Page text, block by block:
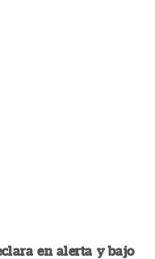
en alerta y bajo